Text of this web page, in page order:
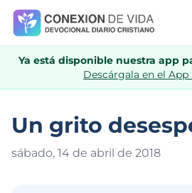
Ya está disponible nuestra app
Descárgala en el App
Un grito
sábado, 14 de abril de 2018